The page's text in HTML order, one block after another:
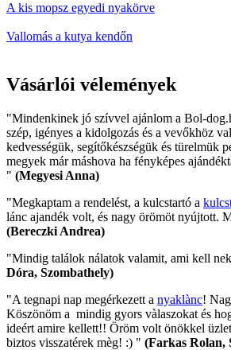
A kis mopsz egyedi nyakörve
Vallomás a kutya kendőn
Vásárlói vélemények
"Mindenkinek jó szívvel ajánlom a Bol-
szép, igényes a kidolgozás és a vevőkhöz
kedvességük, segítőkészségük és türelmük
megyek már máshova ha fényképes
" (Megyesi Anna)
"Megkaptam a rendelést, a kulcstartó a
lánc ajandék volt, és nagy örömöt nyújtott.
(Bereczki Andrea)
"Mindig találok nálatok valamit, ami kell
Dóra, Szombathely)
"A tegnapi nap megérkezett a nyaklànc!
Köszönöm a mindig gyors vàlaszokat és
ideért amire kellett!! Öröm volt önökkel
biztos visszatérek mèg! :) " (Farkas Rolan,